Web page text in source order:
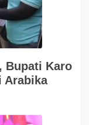
Bupati Karo
Arabika